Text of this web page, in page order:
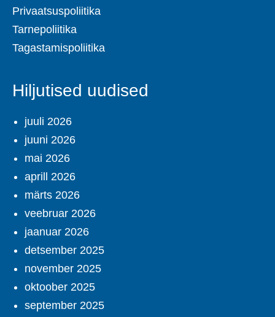
Privaatsuspoliitika
Tarnepoliitika
Tagastamispoliitika
Hiljutised uudised
juuli 2026
juuni 2026
mai 2026
aprill 2026
märts 2026
veebruar 2026
jaanuar 2026
detsember 2025
november 2025
oktoober 2025
september 2025